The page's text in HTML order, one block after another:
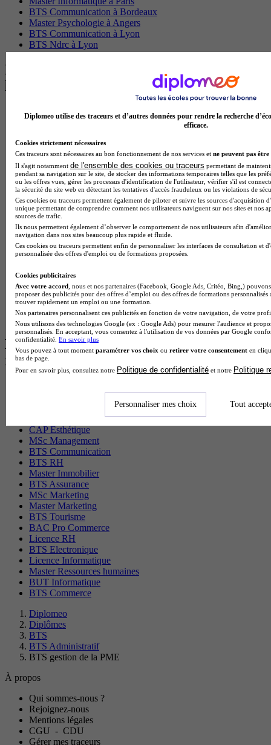
BTS Communication à Bordeaux
Master Psychologie à Angers
BTS Communication à Lyon
BTS Ndrc à Lyon
Les intitulés de diplôme par alternance
les plus recherchés
BTS Esf en alternance
BTS Dietetique en alternance
BTS Pi en alternance
BTS Sp3s en alternance
Master CCA en alternance
BTS Ndrc en alternance
BTS Sam en alternance
Cap Fleuriste en alternance
BTS Sio en alternance
MSc Marketing Digital en alternance
BTS Gpme en alternance
Cap Electricien en alternance
BTS Gpn en alternance
BAC Pro Agora en alternance
BTS Sta en alternance
BTS Iris en alternance
BTS Tpl en alternance
BTS Ati en alternance
Les diplômes par filière les plus
recherchés
Master Management
CAP Esthétique
MSc Management
BTS Communication
BTS RH
Master Immobilier
BTS Assurance
MSc Marketing
Master Marketing
BTS Tourisme
BAC Pro Commerce
Licence RH
BTS Electronique
Licence Informatique
Master Ressources humaines
BUT Informatique
BTS Commerce
Diplomeo
Diplômes
BTS
BTS Administratif
BTS gestion de la PME
À propos
Qui sommes-nous ?
Rejoignez-nous
Mentions légales
CGU - CDU
Gérer mes traceurs
Diplomeo utilise des traceurs et d’autres données pour rendre la recherche
efficace.
Cookies strictement nécessaires
Ces traceurs sont nécessaires au bon fonctionnement de nos services et ne peuvent pas être
Il s'agit notamment de l'ensemble des cookies ou traceurs permettant de
pendant sa navigation sur le site, de stocker des informations temporaires telles que les
ou les offres vues, gérer les processus d'identification de l'utilisateur, vérifier s'il est
la sécurité du site web en détectant les tentatives d'accès frauduleux ou les violations de
Ces cookies ou traceurs permettent également de piloter et suivre les sources d'acquisition
unique permettant de comprendre comment nos utilisateurs naviguent sur nos sites et nos
sources de trafic.
Ils nous permettent également d’observer le comportement de nos utilisateurs afin
navigation dans nos sites beaucoup plus rapide et fluide.
Ces cookies ou traceurs permettent enfin de personnaliser les interfaces de consultation et
personnalisée des offres d'emploi ou de formations proposées.
Cookies publicitaires
Avec votre accord , nous et nos partenaires (Facebook, Google Ads, Critéo, Bing,)
proposer des publicités pour des offres d’emploi ou des offres de formations
trouver rapidement un emploi ou une formation.
Nos partenaires personnalisent ces publicités en fonction de votre navigation, de votre
Nous utilisons des technologies Google (ex : Google Ads) pour mesurer l'audience et
personnalisés. En acceptant, vous consentez à l'utilisation de vos données par Google
confidentialité. En savoir plus
Vous pouvez à tout moment paramétrer vos choix ou retirer votre consentement en
bas de page.
Pour en savoir plus, consultez notre Politique de confidentialité et notre Politique
Personnaliser mes choix Tout